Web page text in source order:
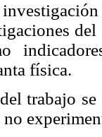
física.
trabajo
no